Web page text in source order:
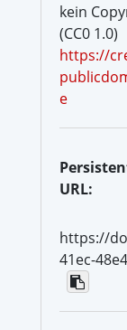
kein
(CC0 1.0)
https://
e
URL:
https://
41ec-